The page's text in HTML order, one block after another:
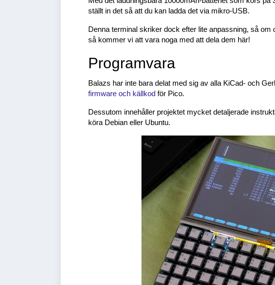
ställt in det så att du kan ladda det via mikro-USB.
Denna terminal skriker dock efter lite anpassning, så
så kommer vi att vara noga med att dela dem här!
Programvara
Balazs har inte bara delat med sig av alla KiCad- och
firmware och källkod för Pico.
Dessutom innehåller projektet mycket detaljerade
köra Debian eller Ubuntu.